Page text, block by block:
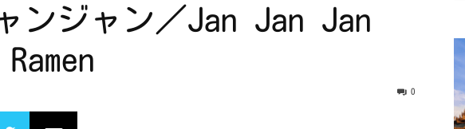
ンジャン／Jan Jan Jan
0